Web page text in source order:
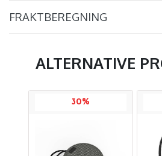
FRAKTBEREGNING
ALTERNATIVE
30%